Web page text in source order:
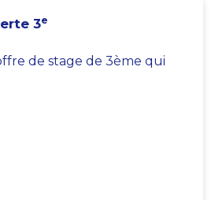
3e
de stage de 3ème qui